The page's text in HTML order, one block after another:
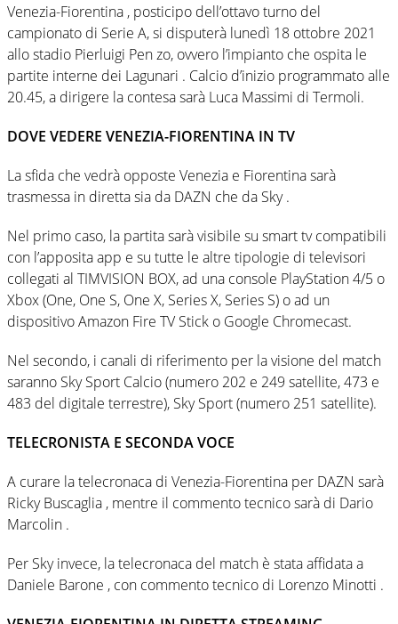
Venezia-Fiorentina , posticipo dell’ottavo turno del
campionato di Serie A, si disputerà lunedì 18 ottobre 2021
allo stadio Pierluigi Pen zo, ovvero l’impianto che ospita le
partite interne dei Lagunari . Calcio d’inizio programmato alle
20.45, a dirigere la contesa sarà Luca Massimi di Termoli.
DOVE VEDERE VENEZIA-FIORENTINA IN TV
La sfida che vedrà opposte Venezia e Fiorentina sarà
trasmessa in diretta sia da DAZN che da Sky .
Nel primo caso, la partita sarà visibile su smart tv compatibili
con l’apposita app e su tutte le altre tipologie di televisori
collegati al TIMVISION BOX, ad una console PlayStation 4/5 o
Xbox (One, One S, One X, Series X, Series S) o ad un
dispositivo Amazon Fire TV Stick o Google Chromecast.
Nel secondo, i canali di riferimento per la visione del match
saranno Sky Sport Calcio (numero 202 e 249 satellite, 473 e
483 del digitale terrestre), Sky Sport (numero 251 satellite).
TELECRONISTA E SECONDA VOCE
A curare la telecronaca di Venezia-Fiorentina per DAZN sarà
Ricky Buscaglia , mentre il commento tecnico sarà di Dario
Marcolin .
Per Sky invece, la telecronaca del match è stata affidata a
Daniele Barone , con commento tecnico di Lorenzo Minotti .